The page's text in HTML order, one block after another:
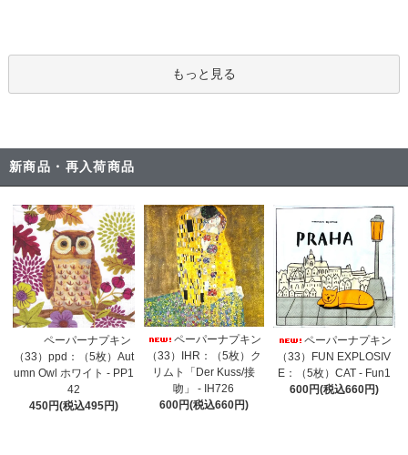
もっと見る
新商品・再入荷商品
ペーパーナプキン
（33）ppd：（5枚）Aut
umn Owl ホワイト - PP1
42
450円(税込495円)
ペーパーナプキン
（33）IHR：（5枚）ク
リムト「Der Kuss/接
吻」 - IH726
600円(税込660円)
ペーパーナプキン
（33）FUN EXPLOSIV
E：（5枚）CAT - Fun1
600円(税込660円)